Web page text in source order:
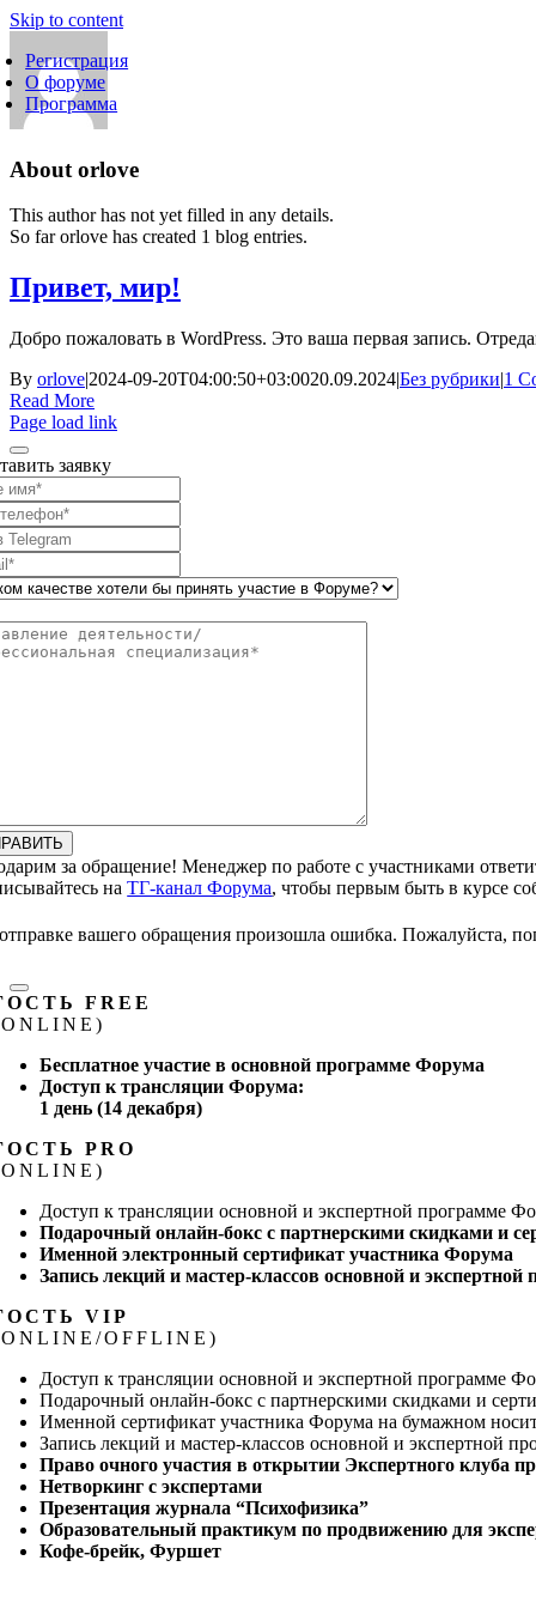
Skip to content
Регистрация
О форуме
Программа
About orlove
This author has not yet filled in any details.
So far orlove has created 1 blog entries.
Привет, мир!
Добро пожаловать в WordPress. Это ваша первая запись.
By orlove|2024-09-20T04:00:50+03:0020.09.2024|Без рубрики|1
Read More
Page load link
заявку
за обращение! Менеджер по работе с участниками
наТГ-канал Форума, чтобы первым быть в курсе
вашего обращения произошла ошибка. Пожалуйста,
FREE
Бесплатное участие в основной программе Форума
Доступ к трансляции Форума:
1 день (14 декабря)
PRO
Доступ к трансляции основной и экспертной программе
Подарочный онлайн-бокс с партнерскими скидками и
Именной электронный сертификат участника Форума
Запись лекций и мастер-классов основной и
VIP
OFFLINE)
Доступ к трансляции основной и экспертной программе
Подарочный онлайн-бокс с партнерскими скидками и
Именной сертификат участника Форума на бумажном
Запись лекций и мастер-классов основной и экспертной
Право очного участия в открытии Экспертного клуба
Нетворкинг с экспертами
Презентация журнала “Психофизика”
Образовательный практикум по продвижению для
Кофе-брейк, Фуршет